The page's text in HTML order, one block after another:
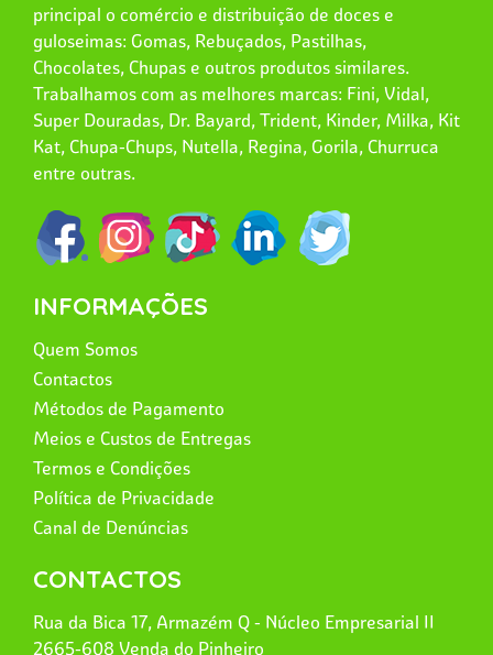
principal o comércio e distribuição de doces e
guloseimas: Gomas, Rebuçados, Pastilhas,
Chocolates, Chupas e outros produtos similares.
Trabalhamos com as melhores marcas: Fini, Vidal,
Super Douradas, Dr. Bayard, Trident, Kinder, Milka, Kit
Kat, Chupa-Chups, Nutella, Regina, Gorila, Churruca
entre outras.
INFORMAÇÕES
Quem Somos
Contactos
Métodos de Pagamento
Meios e Custos de Entregas
Termos e Condições
Política de Privacidade
Canal de Denúncias
CONTACTOS
Rua da Bica 17, Armazém Q - Núcleo Empresarial II
2665-608 Venda do Pinheiro